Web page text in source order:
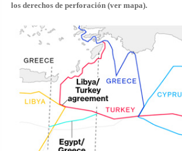
los derechos de perforación (ver mapa).